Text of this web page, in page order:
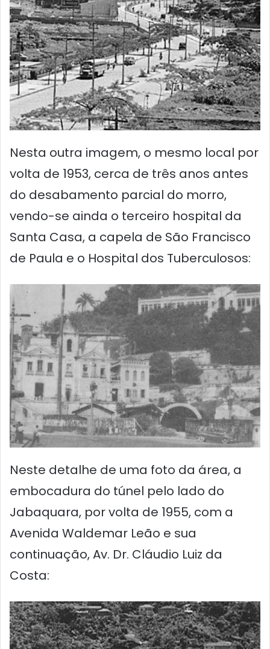
Nesta outra imagem, o mesmo local por
volta de 1953, cerca de três anos antes
do desabamento parcial do morro,
vendo-se ainda o terceiro hospital da
Santa Casa, a capela de São Francisco
de Paula e o Hospital dos Tuberculosos:
Neste detalhe de uma foto da área, a
embocadura do túnel pelo lado do
Jabaquara, por volta de 1955, com a
Avenida Waldemar Leão e sua
continuação, Av. Dr. Cláudio Luiz da
Costa: